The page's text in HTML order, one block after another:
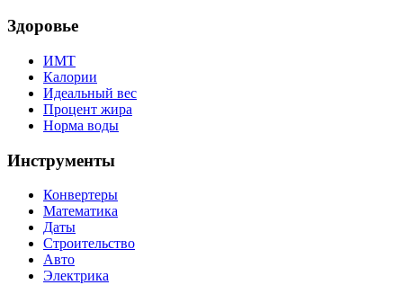
Здоровье
ИМТ
Калории
Идеальный вес
Процент жира
Норма воды
Инструменты
Конвертеры
Математика
Даты
Строительство
Авто
Электрика